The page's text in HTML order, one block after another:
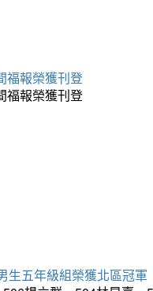
福報榮獲刊登
福報榮獲刊登
生五年級組榮獲北區冠軍